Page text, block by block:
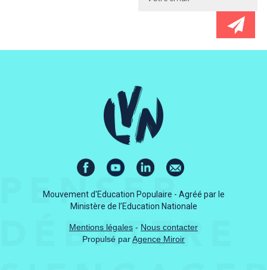
Mouvement d'Education Populaire - Agréé par le
Ministère de l’Education Nationale
Mentions légales - Nous contacter
Propulsé parAgence Miroir